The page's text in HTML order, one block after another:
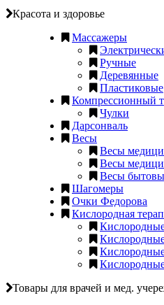
Красота и здоровье
Массажеры
Ручные
Деревянные
Пластиковые
Компрессионный
Чулки
Дарсонваль
Весы
Весы
Весы
Весы
Шагомеры
Очки Федорова
Кислородная
Товары для врачей и мед.